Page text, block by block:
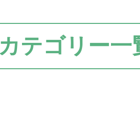
カテゴリー一